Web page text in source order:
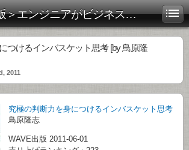
＜仕事術版＞エンジニアがビジネス書を斬る！
つけるインバスケット思考 [by 鳥原隆
2011
究極の判断力を身につけるインバスケット思考
鳥原隆志
WAVE出版 2011-06-01